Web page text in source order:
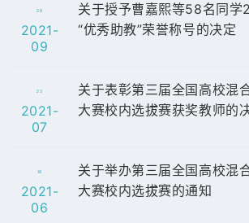
28
2021-
09
关于授予曹嘉熙等58名同学
“优秀助教”荣誉称号的决定
23
2021-
07
关于表彰第三届全国高校混
大赛校内选拔赛获奖教师的
18
2021-
06
关于举办第三届全国高校混
大赛校内选拔赛的通知